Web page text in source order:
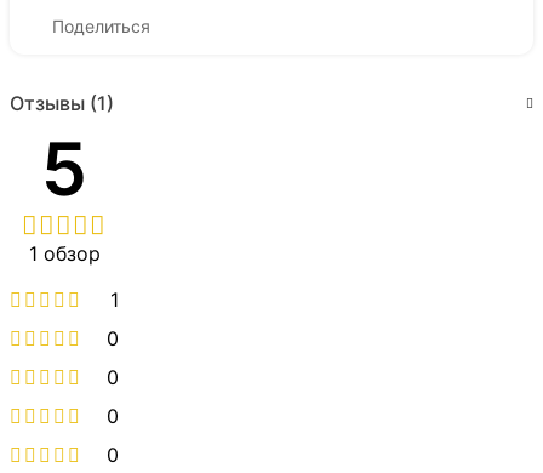
Поделиться
Отзывы (1)
5
1 обзор
1
0
0
0
0